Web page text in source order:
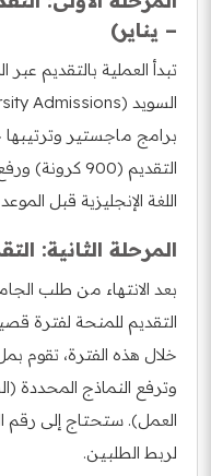
– يناير)
تبدأ العملية بالتقديم
برامج ماجستير
التقديم (900
اللغة الإنجليزية قبل
المرحلة الثانية:
بعد الانتهاء من طلب
التقديم للمنحة لفترة
خلال هذه الفترة، تقوم
وترفع النماذج المحددة
العمل). ستحتاج إلى رقم
لربط الطلبين.